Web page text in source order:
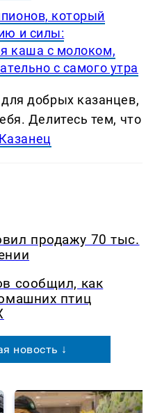
который
и силы:
каша с молоком,
с самого утра
добрых казанцев,
Делитеcь тем, что
продажу 70 тыс.
сообщил, как
птиц
новость ↓